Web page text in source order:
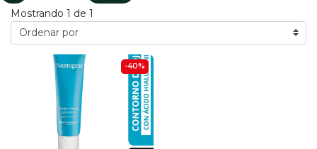
Mostrando 1 de 1
-40%